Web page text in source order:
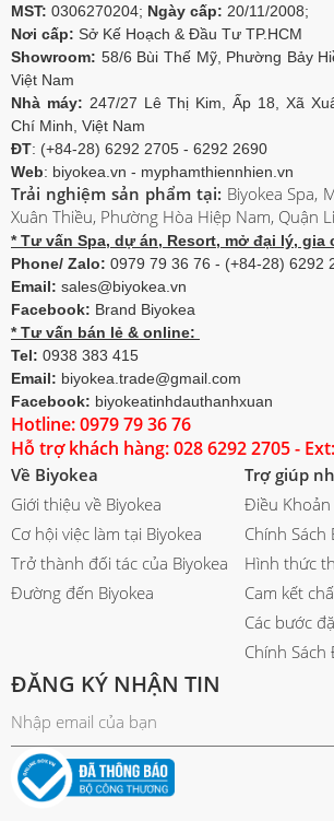
MST: 0306270204; Ngày cấp: 20/11/2008;
Nơi cấp: Sở Kế Hoạch & Đầu Tư TP.HCM
Showroom: 58/6 Bùi Thế Mỹ, Phường Bảy
Việt Nam
Nhà máy: 247/27 Lê Thị Kim, Ấp 18, Xã
Chí Minh, Việt Nam
ĐT: (+84-28) 6292 2705 - 6292 2690
Web: biyokea.vn - myphamthiennhien.vn
Trải nghiệm sản phẩm tại: Biyokea Spa,
Xuân Thiều, Phường Hòa Hiệp Nam, Quận
* Tư vấn Spa, dự án, Resort, mở đại lý, gia
Phone/ Zalo: 0979 79 36 76 - (+84-28) 6292
Email: sales@biyokea.vn
Facebook: Brand Biyokea
* Tư vấn bán lẻ & online:
Tel: 0938 383 415
Email: biyokea.trade@gmail.com
Facebook: biyokeatinhdauthanhxuan
Hotline: 0979 79 36 76
Hỗ trợ khách hàng: 028 6292 2705 -
Về Biyokea
Giới thiệu về Biyokea
Cơ hội việc làm tại Biyokea
Trở thành đối tác của Biyokea
Đường đến Biyokea
Trợ giúp
Điều
Chính Sách
Hình thức
Cam kết
Các bước
Chính
ĐĂNG KÝ NHẬN TIN